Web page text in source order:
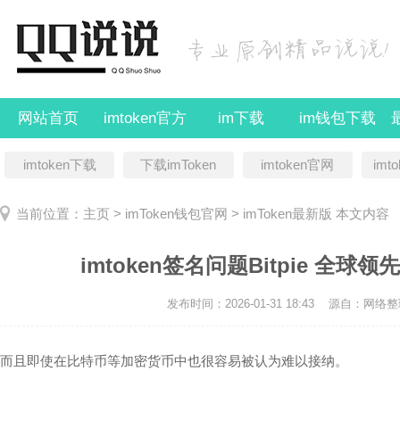
网站首页 imtoken官方 im下载 im钱包下载
imtoken下载 下载imToken imtoken官网
当前位置： 主页 > imToken钱包官网 > imToken最新版 本文内容
imtoken签名问题Bitpie 全球领
发布时间：2026-01-31 18:43 源自：网络整
而且即使在比特币等加密货币中也很容易被认为难以接纳。